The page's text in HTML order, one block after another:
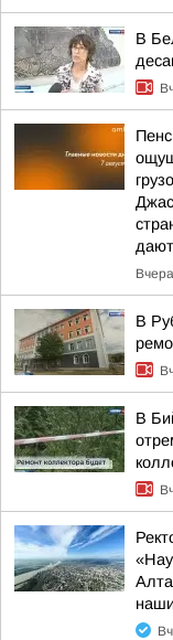
В
В
В